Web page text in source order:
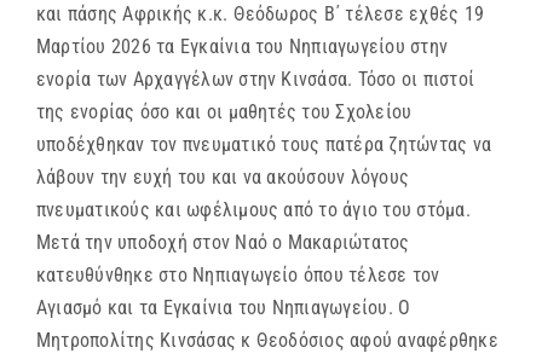
και πάσης Αφρικής κ.κ. Θεόδωρος Β΄ τέλεσε εχθές 19
Μαρτίου 2026 τα Εγκαίνια του Νηπιαγωγείου στην
ενορία των Αρχαγγέλων στην Κινσάσα. Τόσο οι πιστοί
της ενορίας όσο και οι μαθητές του Σχολείου
υποδέχθηκαν τον πνευματικό τους πατέρα ζητώντας να
λάβουν την ευχή του και να ακούσουν λόγους
πνευματικούς και ωφέλιμους από το άγιο του στόμα.
Μετά την υποδοχή στον Ναό ο Μακαριώτατος
κατευθύνθηκε στο Νηπιαγωγείο όπου τέλεσε τον
Αγιασμό και τα Εγκαίνια του Νηπιαγωγείου. Ο
Μητροπολίτης Κινσάσας κ Θεοδόσιος αφού αναφέρθηκε